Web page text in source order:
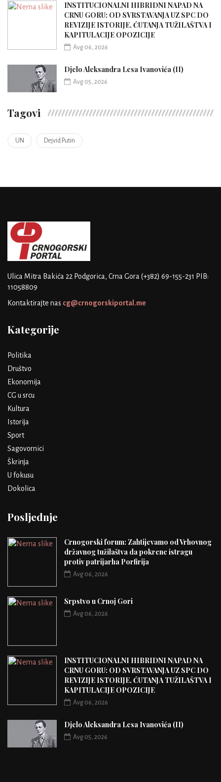
INSTITUCIONALNI HIBRIDNI NAPAD NA
CRNU GORU: OD SVRSTAVANJA UZ SPC DO
REVIZIJE ISTORIJE, ĆUTANJA TUŽILAŠTVA I
KAPITULACIJE OPOZICIJE
Avg 06, 2026
Djelo Aleksandra Lesa Ivanovića (II)
Avg 05, 2026
Tagovi
UN Dejvid Putin
Ulica Mitra Bakića 22 Podgorica, Crna Gora (+382) 69-155-231 PIB:
11058809
Kontaktirajte nas cg@crnogorskiportal.me
Kategorije
Politika
Društvo
Ekonomija
CG u srcu
Kultura
Istorija
Sport
Sagovornici
Škrinja
U fokusu
Dokolica
Posljednje
Crnogorski forum: Zahtijevamo od Vrhovnog
državnog tužilaštva da pokrene istragu
protiv patrijarha Porfirija
Avg 06, 2026
Srpstvo u Crnoj Gori
Avg 06, 2026
INSTITUCIONALNI HIBRIDNI NAPAD NA
CRNU GORU: OD SVRSTAVANJA UZ SPC DO
REVIZIJE ISTORIJE, ĆUTANJA TUŽILAŠTVA I
KAPITULACIJE OPOZICIJE
Avg 06, 2026
Djelo Aleksandra Lesa Ivanovića (II)
Avg 05, 2026